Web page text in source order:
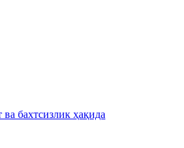
ва бахтсизлик ҳақида